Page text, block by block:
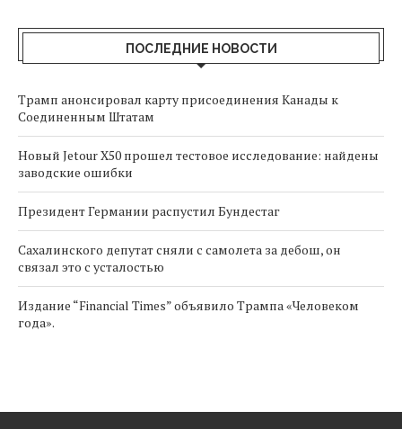
ПОСЛЕДНИЕ НОВОСТИ
Трамп анонсировал карту присоединения Канады к
Соединенным Штатам
Новый Jetour X50 прошел тестовое исследование: найдены
заводские ошибки
Президент Германии распустил Бундестаг
Сахалинского депутат сняли с самолета за дебош, он
связал это с усталостью
Издание “Financial Times” объявило Трампа «Человеком
года».